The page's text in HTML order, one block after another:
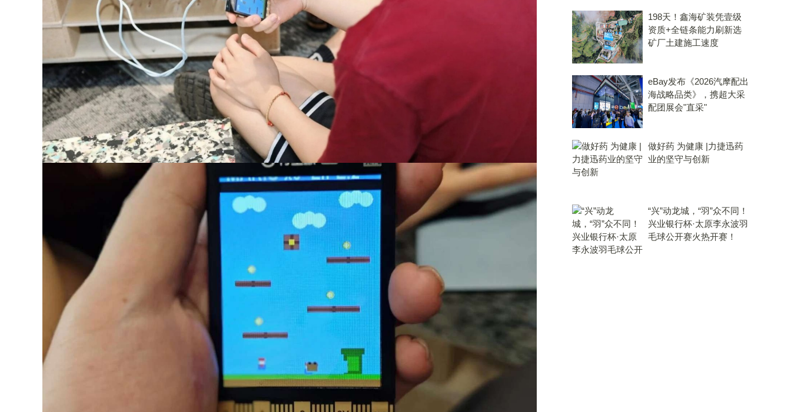
198天！鑫海矿装凭壹级
资质+全链条能力刷新选
矿厂土建施工速度
eBay发布《2026汽摩配出
海战略品类》，携超大采
配团展会"直采"
做好药 为健康 |力捷迅药
业的坚守与创新
“兴”动龙城，“羽”众不同！
兴业银行杯·太原李永波羽
毛球公开赛火热开赛！